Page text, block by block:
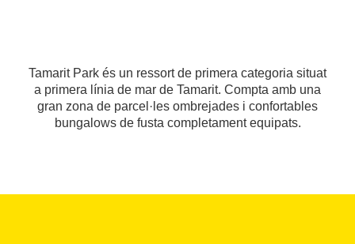
Tamarit Park és un ressort de primera categoria situat
a primera línia de mar de Tamarit. Compta amb una
gran zona de parcel·les ombrejades i confortables
bungalows de fusta completament equipats.